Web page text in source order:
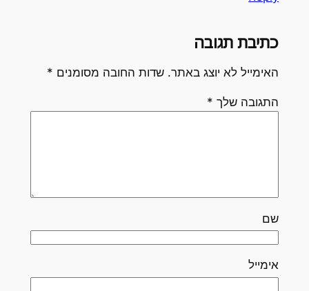
כתיבת תגובה
האימייל לא יוצג באתר. שדות החובה מסומנים *
התגובה שלך *
שם
אימייל